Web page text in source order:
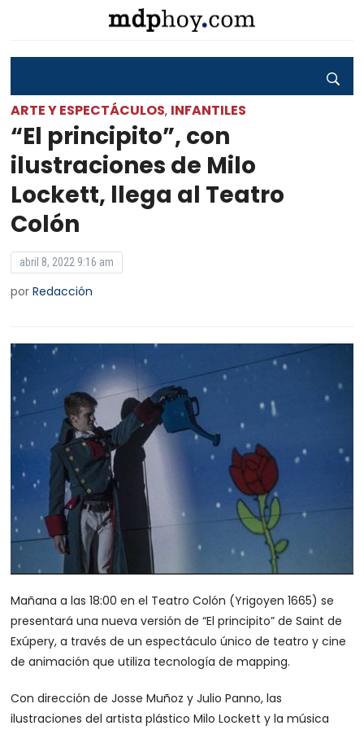
ARTE Y ESPECTÁCULOS, INFANTILES
“El principito”, con
ilustraciones de Milo
Lockett, llega al Teatro
Colón
abril 8, 2022 9:16 am
porRedacción
Mañana a las 18:00 en el Teatro Colón (Yrigoyen 1665) se
presentará una nueva versión de “El principito” de Saint de
Exúpery, a través de un espectáculo único de teatro y cine
de animación que utiliza tecnología de mapping.
Con dirección de Josse Muñoz y Julio Panno, las
ilustraciones del artista plástico Milo Lockett y la música